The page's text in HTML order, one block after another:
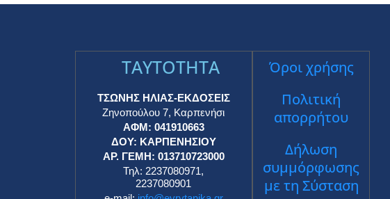
TAYTOTHTA
ΤΣΩΝΗΣ ΗΛΙΑΣ-ΕΚΔΟΣΕΙΣ
Ζηνοπούλου 7, Καρπενήσι
ΑΦΜ: 041910663
ΔΟΥ: ΚΑΡΠΕΝΗΣΙΟΥ
ΑΡ. ΓΕΜΗ: 013710723000
Τηλ: 2237080971,
2237080901
Όροι χρήσης
Πολιτική
απορρήτου
Δήλωση
συμμόρφωσης
με τη Σύσταση